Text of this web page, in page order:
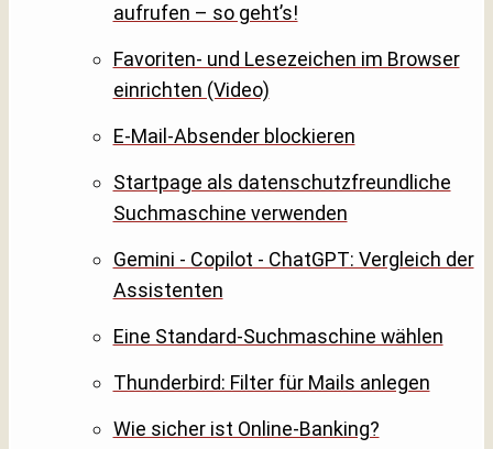
aufrufen – so geht’s!
Favoriten- und Lesezeichen im Browser
einrichten (Video)
E-Mail-Absender blockieren
Startpage als datenschutzfreundliche
Suchmaschine verwenden
Gemini - Copilot - ChatGPT: Vergleich der
Assistenten
Eine Standard-Suchmaschine wählen
Thunderbird: Filter für Mails anlegen
Wie sicher ist Online-Banking?